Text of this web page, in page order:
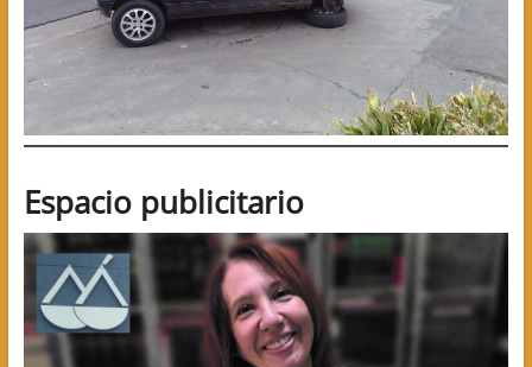
Espacio publicitario